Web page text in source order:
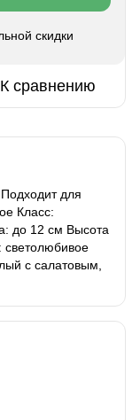
скидки
К сравнению
для
Класс:
до 12 см Высота
светолюбивое
с салатовым,